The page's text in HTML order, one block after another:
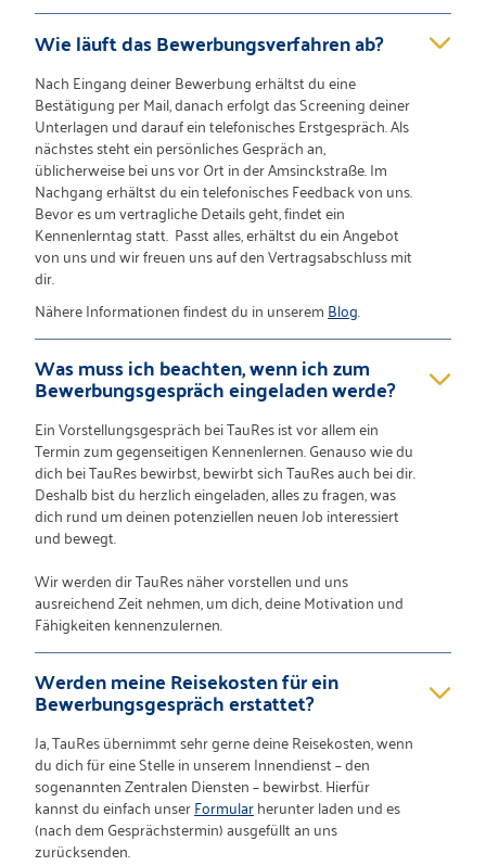
Wie läuft das Bewerbungsverfahren ab?
Nach Eingang deiner Bewerbung erhältst du eine
Bestätigung per Mail, danach erfolgt das Screening deiner
Unterlagen und darauf ein telefonisches Erstgespräch. Als
nächstes steht ein persönliches Gespräch an,
üblicherweise bei uns vor Ort in der Amsinckstraße. Im
Nachgang erhältst du ein telefonisches Feedback von uns.
Bevor es um vertragliche Details geht, findet ein
Kennenlerntag statt. Passt alles, erhältst du ein Angebot
von uns und wir freuen uns auf den Vertragsabschluss mit
dir.
Nähere Informationen findest du in unserem Blog.
Was muss ich beachten, wenn ich zum
Bewerbungsgespräch eingeladen werde?
Ein Vorstellungsgespräch bei TauRes ist vor allem ein
Termin zum gegenseitigen Kennenlernen. Genauso wie du
dich bei TauRes bewirbst, bewirbt sich TauRes auch bei dir.
Deshalb bist du herzlich eingeladen, alles zu fragen, was
dich rund um deinen potenziellen neuen Job interessiert
und bewegt.
Wir werden dir TauRes näher vorstellen und uns
ausreichend Zeit nehmen, um dich, deine Motivation und
Fähigkeiten kennenzulernen.
Werden meine Reisekosten für ein
Bewerbungsgespräch erstattet?
Ja, TauRes übernimmt sehr gerne deine Reisekosten, wenn
du dich für eine Stelle in unserem Innendienst – den
sogenannten Zentralen Diensten – bewirbst. Hierfür
kannst du einfach unserFormularherunter laden und es
(nach dem Gesprächstermin) ausgefüllt an uns
zurücksenden.